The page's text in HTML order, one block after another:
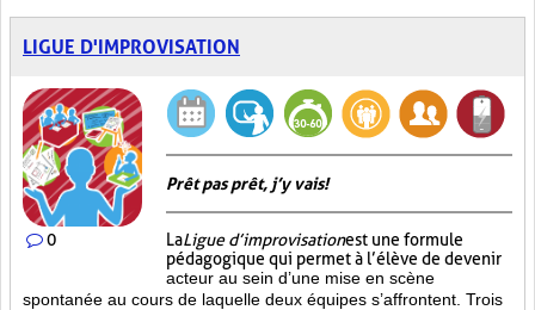
LIGUE D'IMPROVISATION
0
Prêt pas prêt, j’y vais!
LaLigue d’improvisationest une formule
pédagogique qui permet à l’élève de devenir
acteur au sein d’une mise en scène
spontanée au cours de laquelle deux équipes s’affrontent. Trois